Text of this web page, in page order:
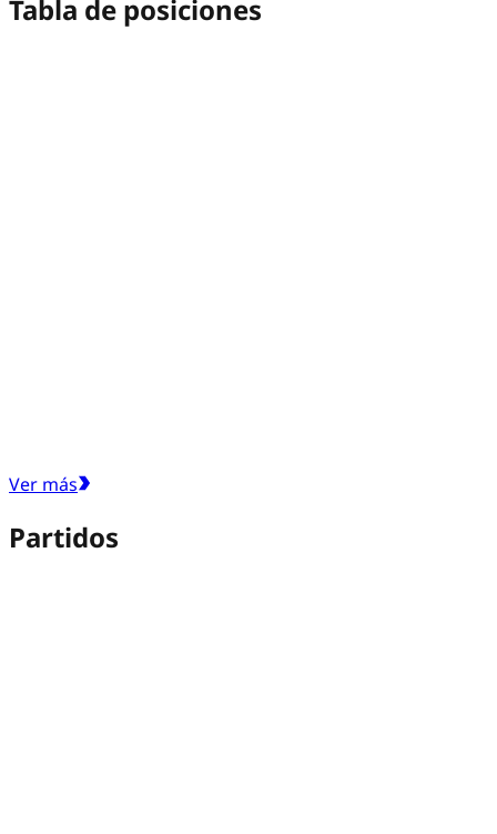
Tabla de posiciones
Ver más
Partidos